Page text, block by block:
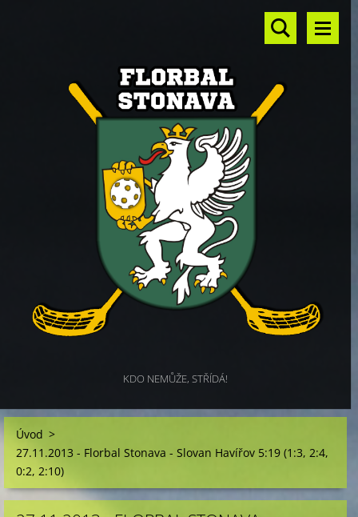
KDO NEMŮŽE, STŘÍDÁ!
Úvod >
27.11.2013 - Florbal Stonava - Slovan Havířov 5:19 (1:3, 2:4,
0:2, 2:10)